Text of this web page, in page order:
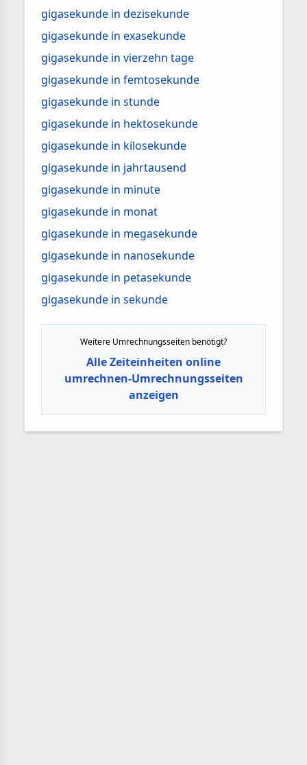
gigasekunde in dezisekunde
gigasekunde in exasekunde
gigasekunde in vierzehn tage
gigasekunde in femtosekunde
gigasekunde in stunde
gigasekunde in hektosekunde
gigasekunde in kilosekunde
gigasekunde in jahrtausend
gigasekunde in minute
gigasekunde in monat
gigasekunde in megasekunde
gigasekunde in nanosekunde
gigasekunde in petasekunde
gigasekunde in sekunde
Weitere Umrechnungsseiten benötigt?
Alle Zeiteinheiten online
umrechnen-Umrechnungsseiten
anzeigen